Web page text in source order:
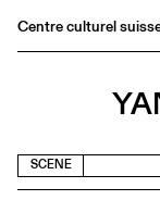
Centre culturel
Archives
SCENE